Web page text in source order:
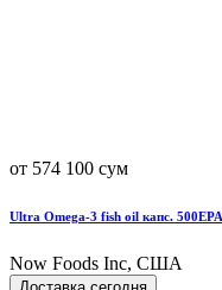
от 574 100 сум
Ultra Omega-3 fish oil капс.
Now Foods Inc, США